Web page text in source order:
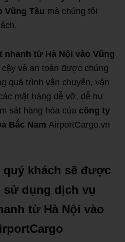
Vũng Tàu mà chúng tôi
nhanh từ Hà Nội vào Vũng
và an toàn được chúng
quá trình vận chuyển, vận
mặt hàng dễ vỡ, dễ hư
sát hàng hóa của công ty
Bắc Nam AirportCargo.vn
khách sẽ được
sử dụng dịch vụ
từ Hà Nội vào